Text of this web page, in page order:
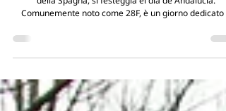
El día de Andalucía
Il 28 febbraio in Andalusia, una regione situata nel sud
Comunemente noto come 28F, è un giorno dedicato a
che nel 1980 portò questa regione a diventare una
comunità autonoma della Spagna.